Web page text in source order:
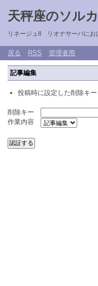
天秤座のソルカ
リネージュII リオナサーバにお
戻る RSS 管理者用
記事編集
投稿時に設定した削除キー
削除キー
作業内容